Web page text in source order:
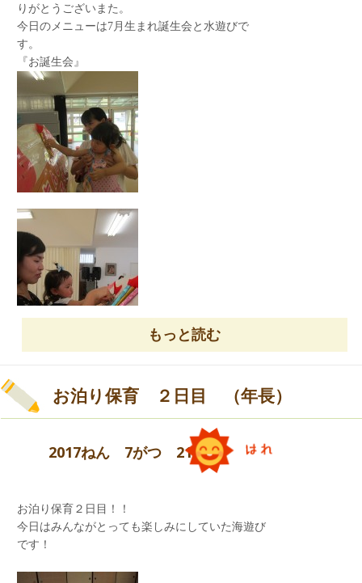
りがとうございまた。
今日のメニューは7月生まれ誕生会と水遊びで
す。
『お誕生会』
歳の数だけローソクを立てます。
「お誕生日おめでとう」「ありがとう」
もっと読む
お泊り保育 ２日目 （年長）
2017ねん 7がつ 21にち
お泊り保育２日目！！
今日はみんながとっても楽しみにしていた海遊び
です！